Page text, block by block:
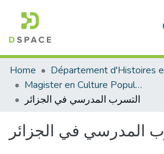
Communities & Collections
All of DSpace
Statistics
Home
Magister en Culture Populaire
التسرب المدرسي في الجزائر
المدرسي في الجزائر